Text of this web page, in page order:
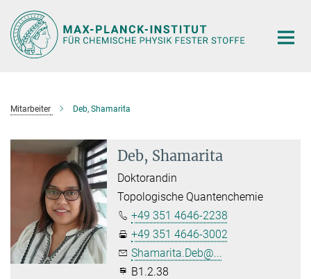
Hauptinhalt
Mitarbeiter Deb, Shamarita
Deb, Shamarita
Doktorandin
Topologische Quantenchemie
+49 351 4646-2238
+49 351 4646-3002
Shamarita.Deb@...
B1.2.38